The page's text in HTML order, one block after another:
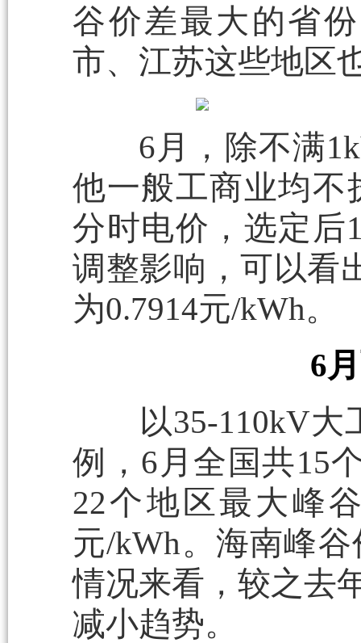
谷价差最大的省
市、江苏这些地区
6月，除不满
他一般工商业均不
分时电价，选定后
调整影响，可以看
为0.7914元/kWh。
6
以35-110kV大
例，6月全国共15
22个地区最大峰
元/kWh。海南峰
情况来看，较之去
减小趋势。